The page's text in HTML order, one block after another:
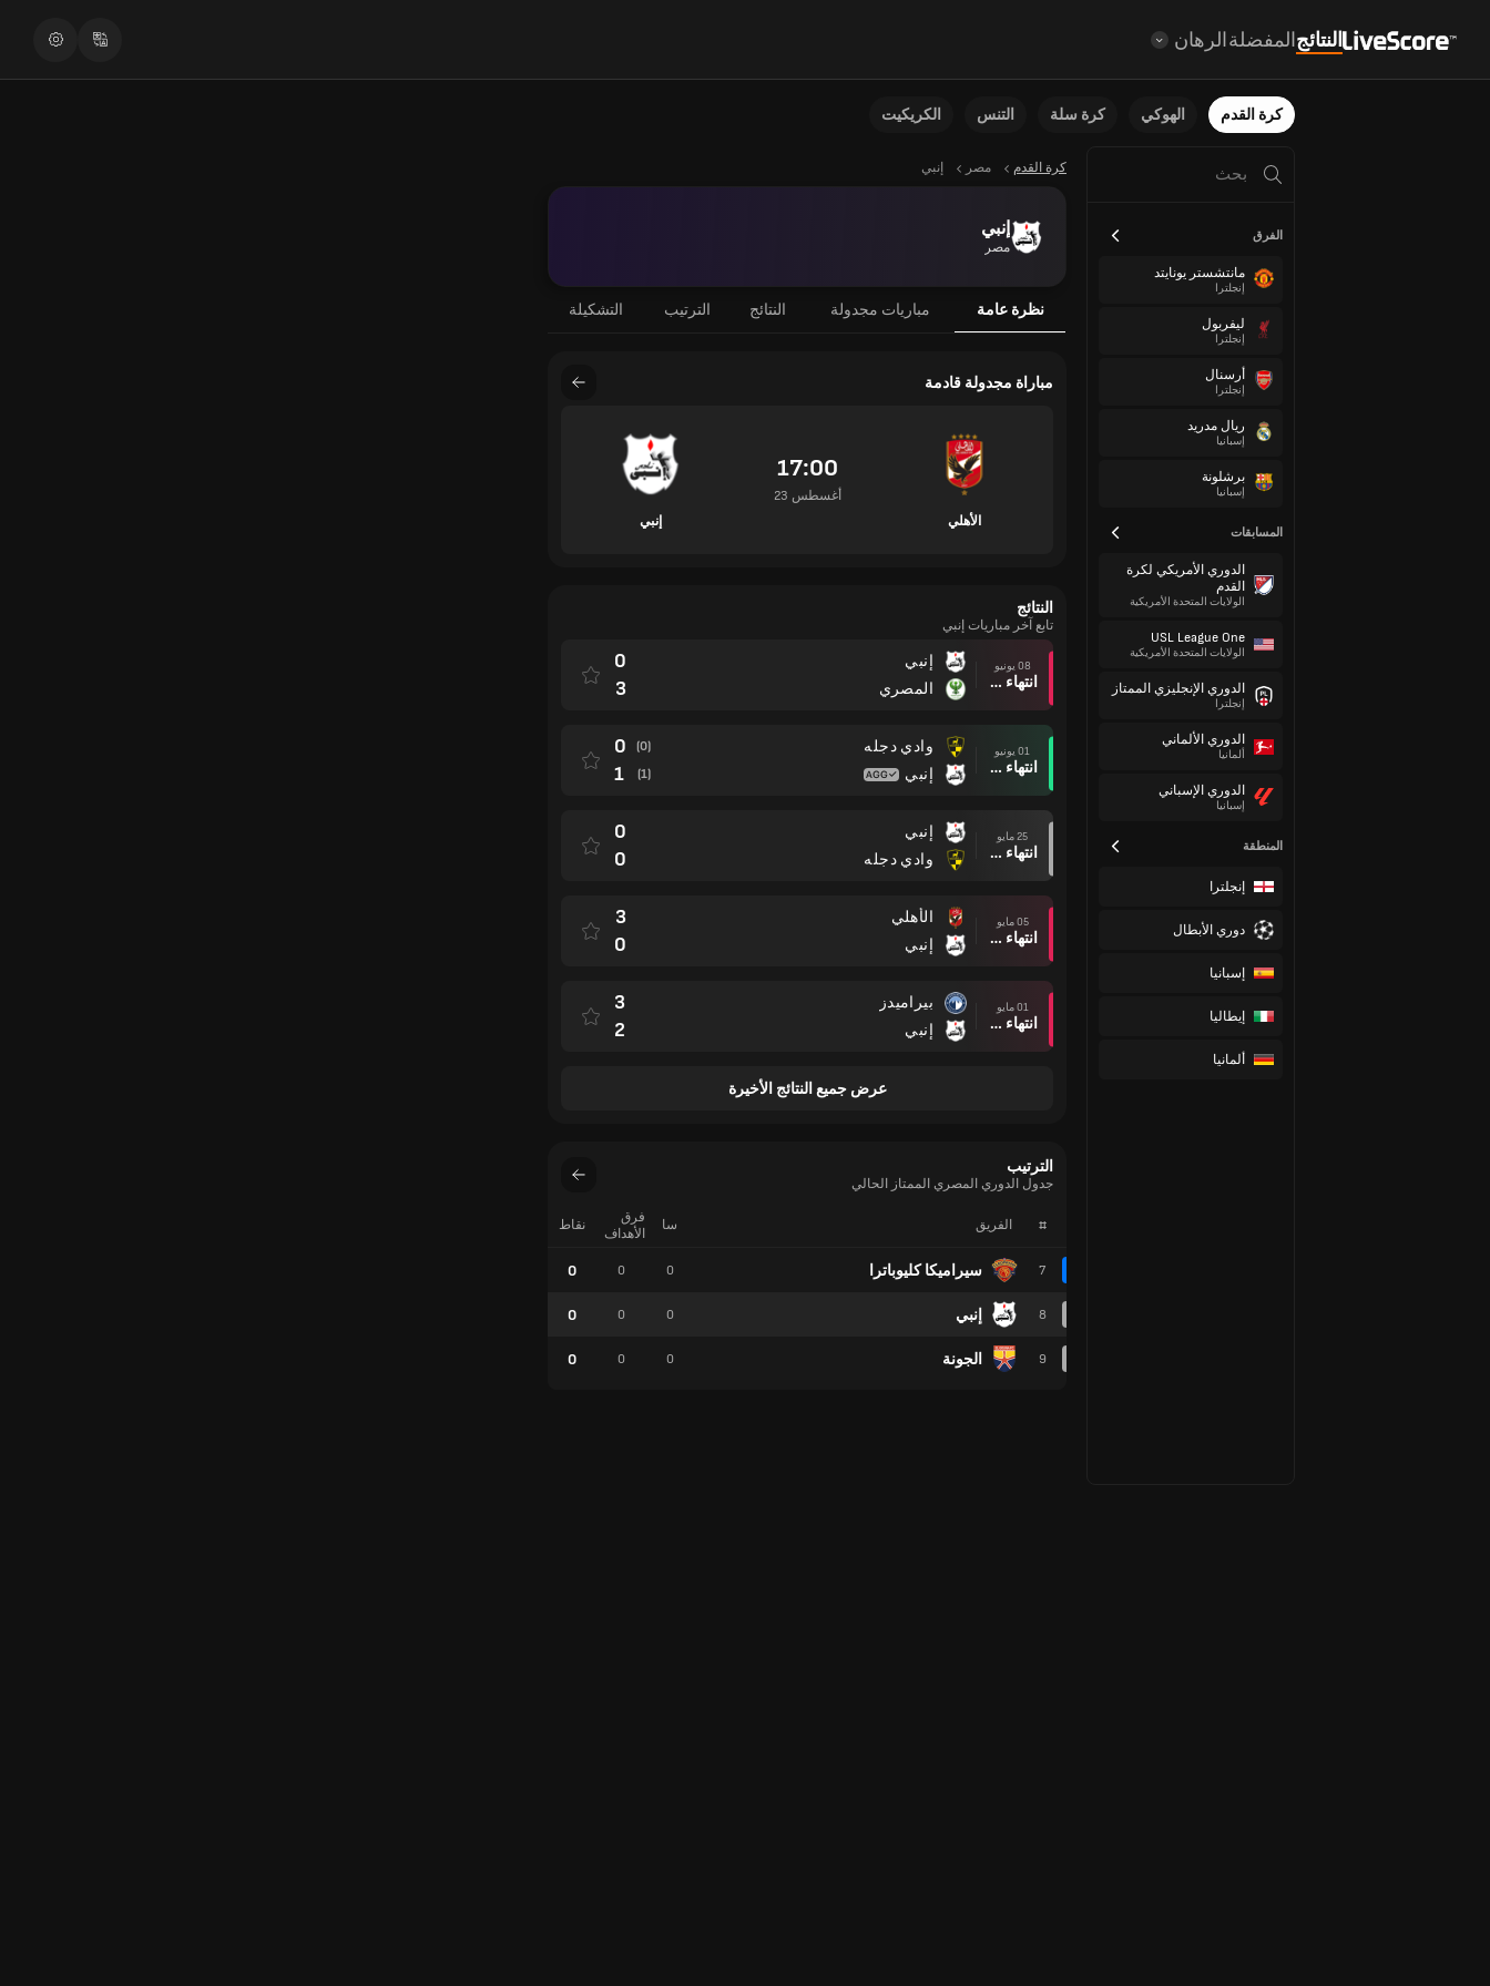
النتائجالمفضلةالرهان
كرة القدم الهوكي كرة سلة التنس الكريكيت
الفرق
مانتشستر يونايتد
إنجلترا
ليفربول
إنجلترا
أرسنال
إنجلترا
ريال مدريد
إسبانيا
برشلونة
إسبانيا
المسابقات
الدوري الأمريكي لكرة
القدم
الولايات المتحدة الأمريكية
USL League One
الولايات المتحدة الأمريكية
الدوري الإنجليزي الممتاز
إنجلترا
الدوري الألماني
ألمانيا
الدوري الإسباني
إسبانيا
المنطقة
إنجلترا
دوري الأبطال
إسبانيا
إيطاليا
ألمانيا
كرة القدم مصر إنبي
إنبي
مصر
نظرة عامة مباريات مجدولة النتائج الترتيب التشكيلة
مباراة مجدولة قادمة
الأهلي
17:00
23 أغسطس
إنبي
النتائج
تابع آخر مباريات إنبي
08 يونيو
انتهاء وقت المباراة
إنبي
المصري
0
3
01 يونيو
انتهاء وقت المباراة
وادي دجله
إنبي
(0)
0
(1)
1
25 مايو
انتهاء وقت المباراة
إنبي
وادي دجله
0
0
05 مايو
انتهاء وقت المباراة
الأهلي
إنبي
3
0
01 مايو
انتهاء وقت المباراة
بيراميدز
إنبي
3
2
عرض جميع النتائج الأخيرة
الترتيب
جدول الدوري المصري الممتاز الحالي
# الفريق
7 سيراميكا كليوباترا
8 إنبي
9 الجونة
سا
فرق
الأهداف
نقاط
0
0
0
0
0
0
0
0
0